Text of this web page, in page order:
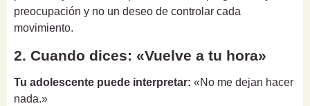
preocupación y no un deseo de controlar cada
movimiento.
2. Cuando dices: «Vuelve a tu hora»
Tu adolescente puede interpretar: «No me dejan hacer
nada.»